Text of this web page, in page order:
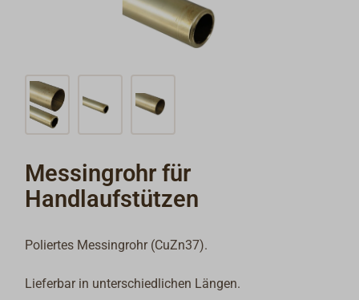
Messingrohr für
Handlaufstützen
Poliertes Messingrohr (CuZn37).
Lieferbar in unterschiedlichen Längen.